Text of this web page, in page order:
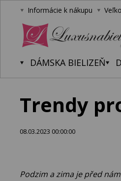
Informácie k nákupu
DÁMSKA BIELIZEŇ
Trendy
08.03.2023 00:00:00
Podzim a zima je před